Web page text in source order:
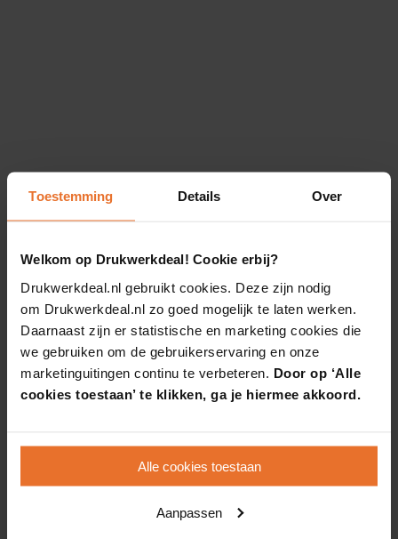
Toestemming Details Over
Welkom op Drukwerkdeal! Cookie erbij?
Drukwerkdeal.nl gebruikt cookies. Deze zijn nodig
om Drukwerkdeal.nl zo goed mogelijk te laten werken.
Daarnaast zijn er statistische en marketing cookies die
we gebruiken om de gebruikerservaring en onze
marketinguitingen continu te verbeteren. Door op ‘Alle
cookies toestaan’ te klikken, ga je hiermee akkoord.
Alle cookies toestaan
Aanpassen